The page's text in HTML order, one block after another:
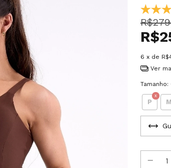
6 x de
Ver
Tamanho:
P M